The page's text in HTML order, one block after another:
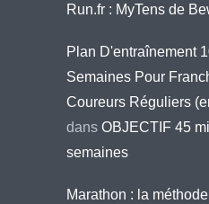
Run.fr : MyTens de
Plan D'entraînement
Semaines Pour
Coureurs Réguliers
dans OBJECTIF 45
semaines
Marathon : la